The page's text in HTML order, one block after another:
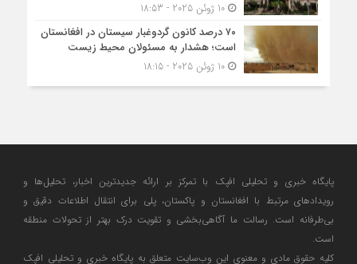
10 ژوئن 2025 - 18:53
۷۰ درصد کانون گردوغبار سیستان در افغانستان
است؛ هشدار به مسئولان محیط زیست
10 ژوئن 2025 - 18:15
پایگاه خبری و تحلیلی افپک با تمرکز بر ارائه جدیدترین اخبار، تحلیل‌ها و
رویدادهای مرتبط با افغانستان و پاکستان، پلی برای انتقال اطلاعات دقیق و
بی‌طرفانه است. رسالت ما آگاهی‌بخشی و تقویت درک بهتر از تحولات منطقه
است.
کلیه حقوق مادی و معنوی این وب‌سایت متعلق به پایگاه خبری و تحلیلی افپک